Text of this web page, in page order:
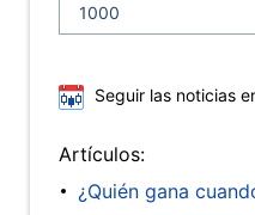
Seguir las noticias
Artículos:
¿Quién gana